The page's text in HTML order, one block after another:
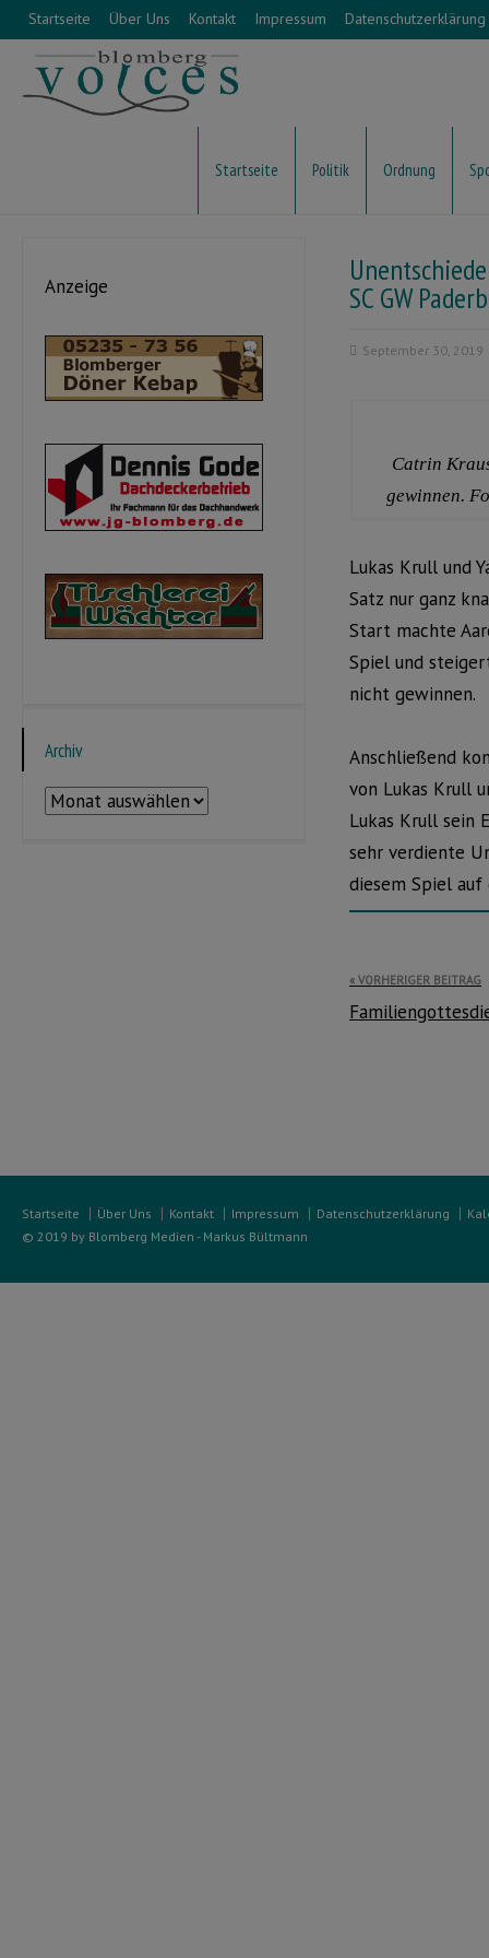
Startseite Über Uns Kontakt Impressum Datenschutzerklärung
Startseite Politik Ordnung
SC GW
September 30, 2019
Catrin
gewinnen.
Lukas Krull und
Satz nur ganz
Start machte
Spiel und
nicht gewinnen.
Anschließend
von Lukas Krull
Lukas Krull sein
sehr verdiente
diesem Spiel
VORHERIGER BEITRAG
Anzeige
Archiv
Archiv
Startseite Über Uns Kontakt Impressum Datenschutzerklärung
© 2019 by Blomberg Medien - Markus Bültmann